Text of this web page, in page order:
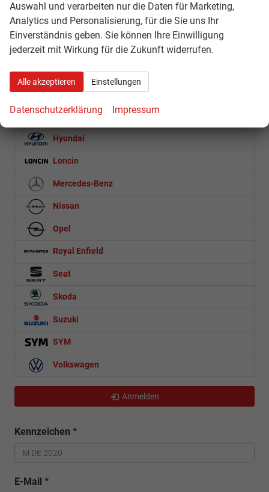
CFMOTO
Citroën
Cupra
Dacia
Fiat
Ford
Hyundai
Loncin
Mercedes-Benz
Nissan
Opel
Royal Enfield
Seat
Skoda
Suzuki
SYM
Volkswagen
Anmelden
Kennzeichen *
E-Mail *
Auswahl und verarbeiten nur die Daten für Marketing,
Analytics und Personalisierung, für die Sie uns Ihr
Einverständnis geben. Sie können Ihre Einwilligung
jederzeit mit Wirkung für die Zukunft widerrufen.
Alle akzeptieren Einstellungen
Datenschutzerklärung Impressum